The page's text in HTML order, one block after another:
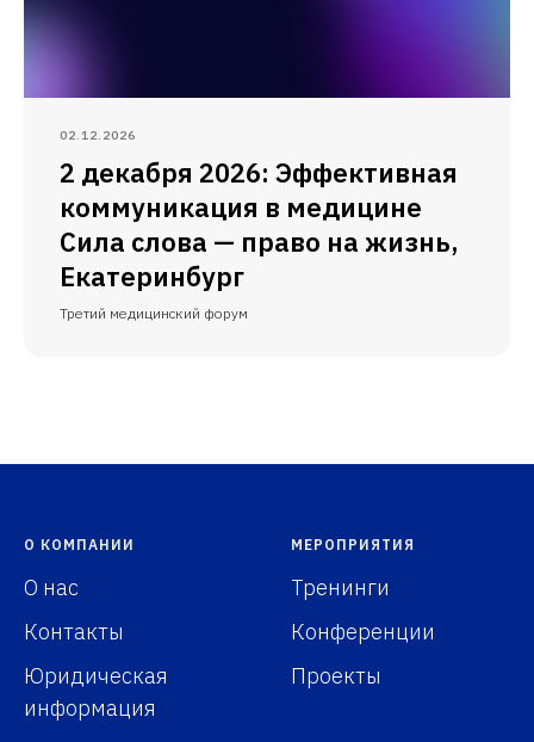
02.12.2026
2 декабря 2026: Эффективная
коммуникация в медицине
Сила слова — право на жизнь,
Екатеринбург
Третий медицинский форум
О КОМПАНИИ
О нас
Контакты
Юридическая
информация
МЕРОПРИЯТИЯ
Тренинги
Конференции
Проекты